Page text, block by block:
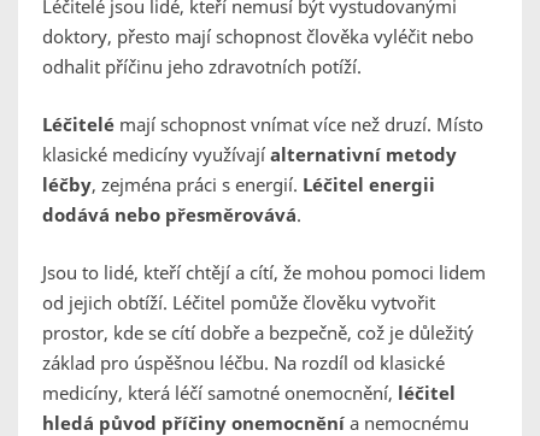
Léčitelé jsou lidé, kteří nemusí být vystudovanými
doktory, přesto mají schopnost člověka vyléčit nebo
odhalit příčinu jeho zdravotních potíží.
Léčitelé mají schopnost vnímat více než druzí. Místo
klasické medicíny využívají alternativní metody
léčby, zejména práci s energií. Léčitel energii
dodává nebo přesměrovává.
Jsou to lidé, kteří chtějí a cítí, že mohou pomoci lidem
od jejich obtíží. Léčitel pomůže člověku vytvořit
prostor, kde se cítí dobře a bezpečně, což je důležitý
základ pro úspěšnou léčbu. Na rozdíl od klasické
medicíny, která léčí samotné onemocnění, léčitel
hledá původ příčiny onemocnění a nemocnému